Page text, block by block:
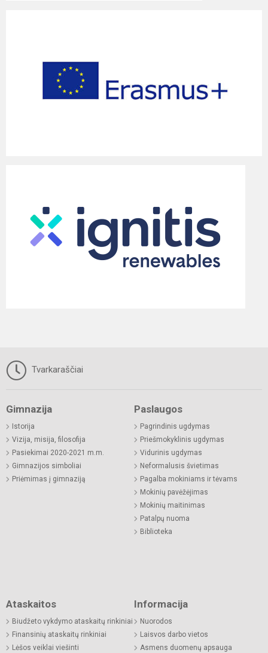
Tvarkaraščiai
Gimnazija
Istorija
Vizija, misija, filosofija
Pasiekimai 2020-2021 m.m.
Gimnazijos simboliai
Priėmimas į gimnaziją
Paslaugos
Pagrindinis ugdymas
Priešmokyklinis ugdymas
Vidurinis ugdymas
Neformalusis švietimas
Pagalba mokiniams ir tėvams
Mokinių pavėžėjimas
Mokinių maitinimas
Patalpų nuoma
Biblioteka
Ataskaitos
Biudžeto vykdymo ataskaitų rinkiniai
Finansinių ataskaitų rinkiniai
Lėšos veiklai viešinti
Informacija
Nuorodos
Laisvos darbo vietos
Asmens duomenų apsauga